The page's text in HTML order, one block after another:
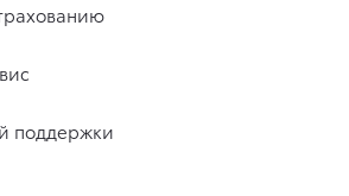
поддержки